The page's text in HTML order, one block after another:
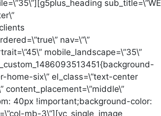
sub_title=\”WE
nav=\”\”
mobile_landscape=\”35\”
home-six\” el_class=\”text-center
40px !important;background-color:
mb-3\”][vc_single_image